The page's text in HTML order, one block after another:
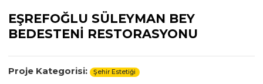
EŞREFOĞLU SÜLEYMAN BEY
BEDESTENİ RESTORASYONU
Proje Kategorisi: Şehir Estetiği